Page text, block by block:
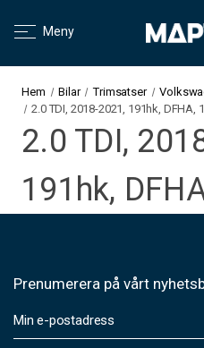
Meny
Hem Bilar Trimsatser
2.0 TDI, 2018-2021, 191hk, DFHA,
2.0 TDI,
191hk,
Prenumerera på vårt
-